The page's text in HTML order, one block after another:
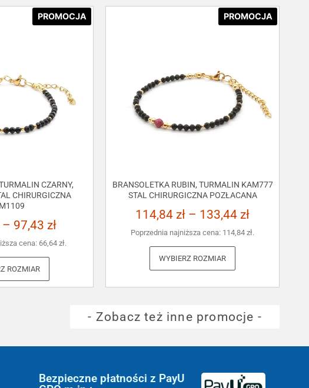
PROMOCJA
CZARNY,
CHIRURGICZNA
– 97,43 zł
cena: 66,64 zł.
ROZMIAR
PROMOCJA
BRANSOLETKA RUBIN, TURMALIN KAM777
STAL CHIRURGICZNA POZŁACANA
114,84 zł – 133,44 zł
Poprzednia najniższa cena: 114,84 zł.
WYBIERZ ROZMIAR
- Zobacz też inne promocje -
Bezpieczne płatności z PayU